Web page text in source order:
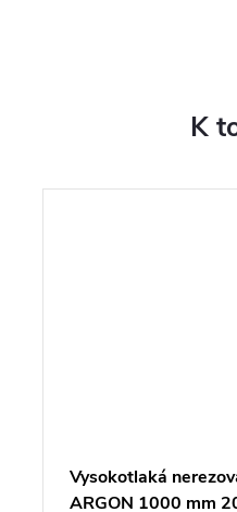
K
Vysokotlaká
ARGON 1000 mm